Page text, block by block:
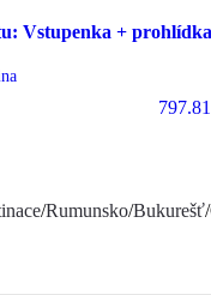
Vstupenka +
/Rumunsko/Bukurešť/